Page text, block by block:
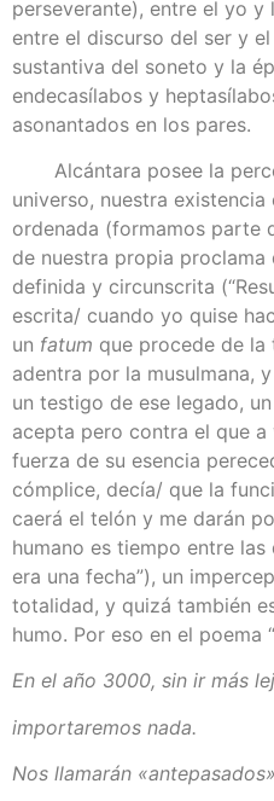
perseverante), entre el yo y
entre el discurso del ser y
sustantiva del soneto y la
endecasílabos y
asonantados en los pares.
Alcántara posee la
universo, nuestra
ordenada (formamos parte
de nuestra propia proclama
definida y circunscrita
escrita/ cuando yo quise
un fatum que procede de
adentra por la musulmana,
un testigo de ese legado,
acepta pero contra el que
fuerza de su esencia
cómplice, decía/ que la
caerá el telón y me darán
humano es tiempo entre las
era una fecha”), un
totalidad, y quizá también
humo. Por eso en el poema
En el año 3000, sin ir más
importaremos nada.
Nos llamarán